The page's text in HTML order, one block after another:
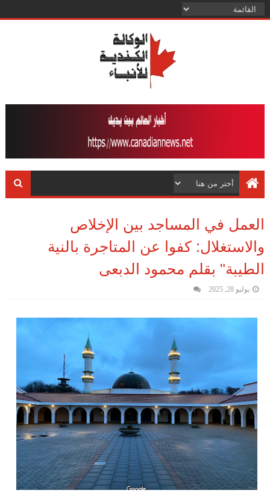
العمل في المساجد بين الإخلاص
والاستغلال: كفوا عن المتاجرة بالنية
الطيبة" بقلم محمود الدبعى
يوليو 28, 2025